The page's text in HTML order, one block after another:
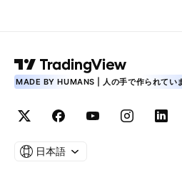
MADE BY HUMANS | 人の手で作られてい
日本語